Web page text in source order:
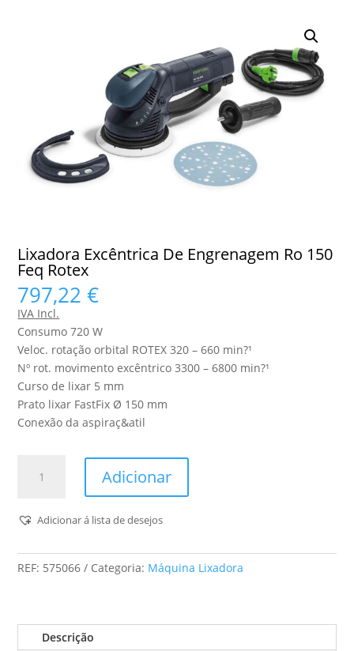
Lixadora Excêntrica De Engrenagem Ro 150
Feq Rotex
797,22€
IVA Incl.
Consumo 720 W
Veloc. rotação orbital ROTEX 320 – 660 min?¹
Nº rot. movimento excêntrico 3300 – 6800 min?¹
Curso de lixar 5 mm
Prato lixar FastFix Ø 150 mm
Conexão da aspiraç&atil
Excêntrica
Engrenagem
Ro
Rotex
Adicionar
Adicionar á lista de desejos
REF: 575066 Categoria: Máquina Lixadora
Descrição